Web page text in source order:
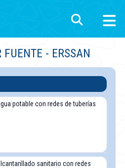
FUENTE - ERSSAN
potable con redes de tuberías
sanitario con redes